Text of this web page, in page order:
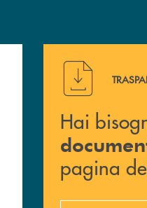
Hai bisogno di
Hai
pagina